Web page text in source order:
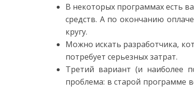
В некоторых программах есть
средств. А по окончанию
кругу.
Можно искать разработчика,
потребует серьезных затрат.
Третий вариант (и наиболее
проблема: в старой программе